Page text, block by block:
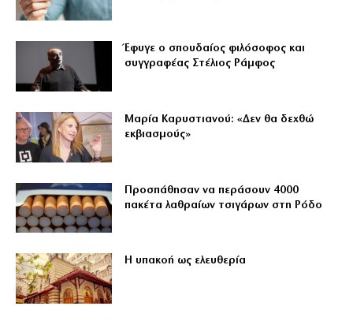
Έφυγε ο σπουδαίος φιλόσοφος και
συγγραφέας Στέλιος Ράμφος
Μαρία Καρυστιανού: «Δεν θα δεχθώ
εκβιασμούς»
Προσπάθησαν να περάσουν 4000
πακέτα λαθραίων τσιγάρων στη Ρόδο
Η υπακοή ως ελευθερία